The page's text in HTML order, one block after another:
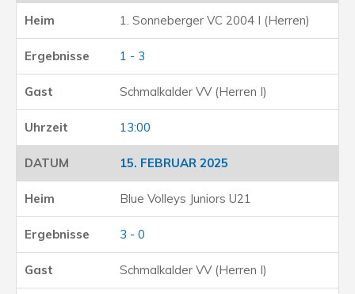
1. Sonneberger VC 2004 I (Herren)
1 - 3
Schmalkalder VV (Herren I)
13:00
15. FEBRUAR 2025
Blue Volleys Juniors U21
3 - 0
Schmalkalder VV (Herren I)